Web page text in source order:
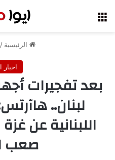
الرئيسية /
اخبار
بعد تفجيرات
لبنان..
اللبنانية عن
صعب